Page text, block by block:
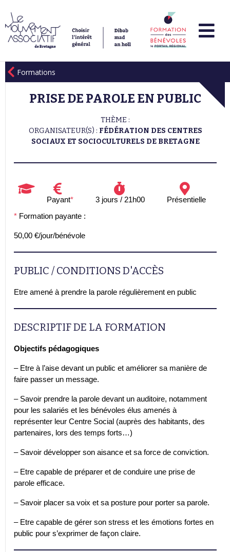
Formations
PRISE DE PAROLE EN PUBLIC
THÈME :
ORGANISATEUR(S) : FÉDÉRATION DES CENTRES
SOCIAUX ET SOCIOCULTURELS DE BRETAGNE
Payant* 3 jours / 21h00
Présentielle
* Formation payante :
50,00 €/jour/bénévole
PUBLIC / CONDITIONS D'ACCÈS
Etre amené à prendre la parole régulièrement en public
DESCRIPTIF DE LA FORMATION
Objectifs pédagogiques
– Etre à l’aise devant un public et améliorer sa manière de
faire passer un message.
– Savoir prendre la parole devant un auditoire, notamment
pour les salariés et les bénévoles élus amenés à
représenter leur Centre Social (auprès des habitants, des
partenaires, lors des temps forts…)
– Savoir développer son aisance et sa force de conviction.
– Etre capable de préparer et de conduire une prise de
parole efficace.
– Savoir placer sa voix et sa posture pour porter sa parole.
– Etre capable de gérer son stress et les émotions fortes en
public pour s’exprimer de façon claire.